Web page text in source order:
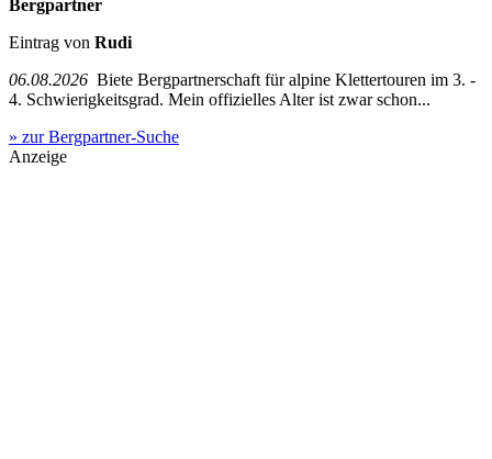
Bergpartner
Eintrag von Rudi
06.08.2026 Biete Bergpartnerschaft für alpine Klettertouren im 3. -
4. Schwierigkeitsgrad. Mein offizielles Alter ist zwar schon...
» zur Bergpartner-Suche
Anzeige